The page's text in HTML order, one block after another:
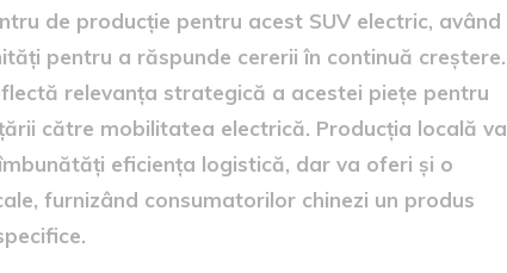
de producție pentru acest SUV electric, având
pentru a răspunde cererii în continuă creștere.
relevanța strategică a acestei piețe pentru
către mobilitatea electrică. Producția locală va
eficiența logistică, dar va oferi și o
furnizând consumatorilor chinezi un produs